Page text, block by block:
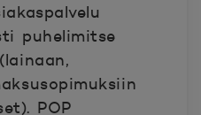
puhelimitse
POP